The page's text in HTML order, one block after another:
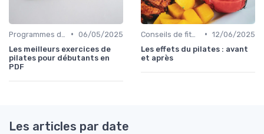
• 06/05/2025
Les meilleurs exercices de
pilates pour débutants en
PDF
• 12/06/2025
Les effets du pilates : avant
et après
Les articles par date